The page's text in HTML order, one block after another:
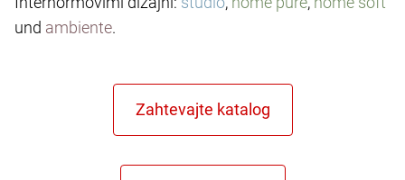
und ambiente.